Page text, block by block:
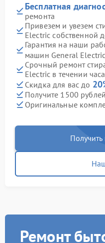
Бесплатная
ремонта
Привезем и увезем
Electric собственной
Гарантия на наши
машин General
Срочный ремонт
Electric в течении часа
Скидка для вас до
Получите 1500
Оригинальные
Получить
Ремонт